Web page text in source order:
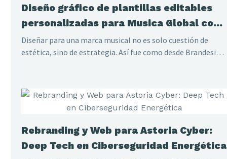
Diseño gráfico de plantillas editables
personalizadas para Musica Global con
ritmo propio
Diseñar para una marca musical no es solo cuestión de
estética, sino de estrategia. Así fue como desde Brandesign
gestión de su contenido.
Rebranding y Web para Astoria Cyber:
Deep Tech en Ciberseguridad Energética